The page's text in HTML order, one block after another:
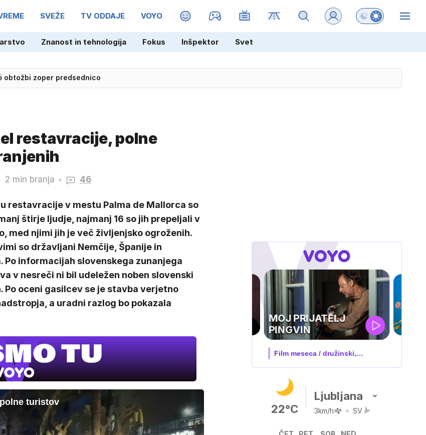
SVEŽE TV ODDAJE VOYO MAGAZIN Preklopi barvni
Znanost in tehnologija Fokus Inšpektor Svet
krška nuklearka zmanjšuje moč
restavracije, polne
2 min branja 46
restavracije v mestu Palma de Mallorca so
štirje ljudje, najmanj 16 so jih prepeljali v
med njimi jih je več življenjsko ogroženih.
so državljani Nemčije, Španije in
Po informacijah slovenskega zunanjega
v nesreči ni bil udeležen noben slovenski
Po oceni gasilcev se je stavba verjetno
a uradni razlog bo pokazala
turistov
IQ 160
Nova hrvaška serija
22°C
Ljubljana
3km/h SV